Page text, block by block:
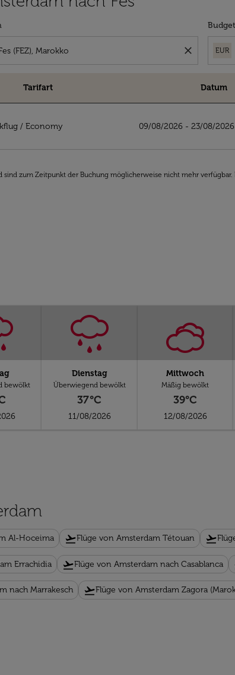
close
Budget
EUR
Tarifart Datum
/ Economy 09/08/2026 - 23/08/2026
zum Zeitpunkt der Buchung möglicherweise nicht mehr
bewölkt
Dienstag
Überwiegend bewölkt
37°C
11/08/2026
Mittwoch
Mäßig bewölkt
39°C
12/08/2026
Al-Hoceima flight_takeoffFlüge von Amsterdam Tétouan flight_takeoff
Errachidia flight_takeoffFlüge von Amsterdam nach Casablanca
nach Marrakesch flight_takeoffFlüge von Amsterdam Zagora